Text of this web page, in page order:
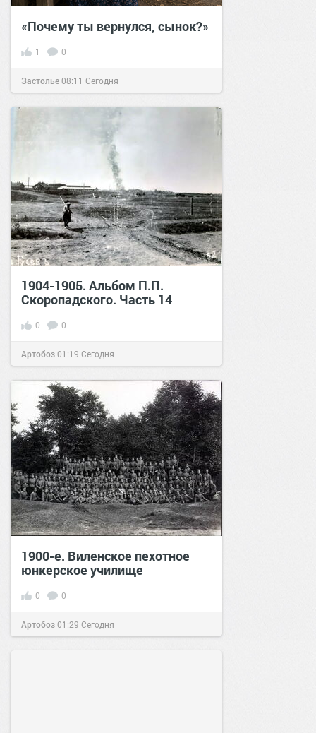
«Почему ты вернулся, сынок?»
1 0
Застолье08:11 Сегодня
1904-1905. Альбом П.П.
Скоропадского. Часть 14
0 0
Артобоз01:19 Сегодня
1900-е. Виленское пехотное
юнкерское училище
0 0
Артобоз01:29 Сегодня